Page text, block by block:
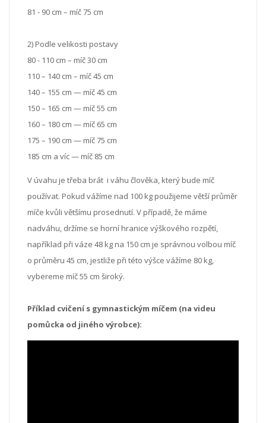
81 - 90 cm – míč 75 cm
2) Podle velikosti postavy
80 - 110 cm – míč 30 cm
110 – 140 cm – míč 45 cm
140 – 155 cm — míč 45 cm
150 – 165 cm — míč 55 cm
160 – 180 cm — míč 65 cm
175 – 190 cm — míč 75 cm
185 cm a víc — míč 85 cm
V úvahu je třeba brát i váhu člověka, který bude míč
používat. Pokud vážíme nad 100 kg použijeme větší průměr
míče kvůli většímu prosednutí. V případě, že máme
nadváhu, držíme se horní hranice výškového rozpětí,
například při váze 48 kg na 150 cm je správnou volbou míč
o průměru 45 cm, jestliže při této výšce vážíme 80 kg,
vybereme míč 55 cm široký.
Příklad cvičení s gymnastickým míčem (na videu
pomůcka od jiného výrobce):